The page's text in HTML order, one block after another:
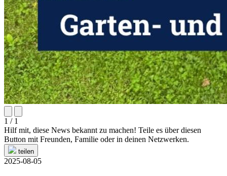
1 / 1
Hilf mit, diese News bekannt zu machen! Teile es über diesen
Button mit Freunden, Familie oder in deinen Netzwerken.
teilen
2025-08-05